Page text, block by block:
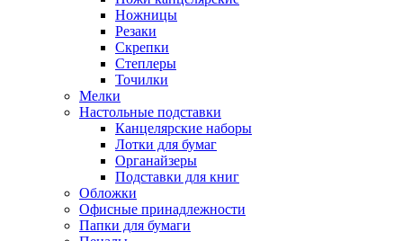
Ножницы
Резаки
Скрепки
Степлеры
Точилки
Мелки
Настольные подставки
Канцелярские наборы
Лотки для бумаг
Органайзеры
Подставки для книг
Обложки
Офисные принадлежности
Папки для бумаги